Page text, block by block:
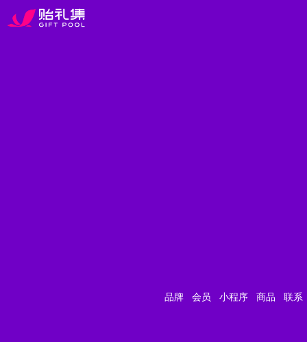
联系
商品
小程序
会员
品牌